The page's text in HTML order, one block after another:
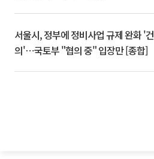
서울시, 정부에 정비사업 규제 완화 '건
의'⋯국토부 "협의 중" 입장만 [종합]